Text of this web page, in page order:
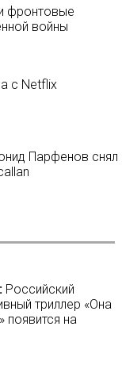
фронтовые
войны
с Netflix
Парфенов снял
Российский
триллер «Она
появится на